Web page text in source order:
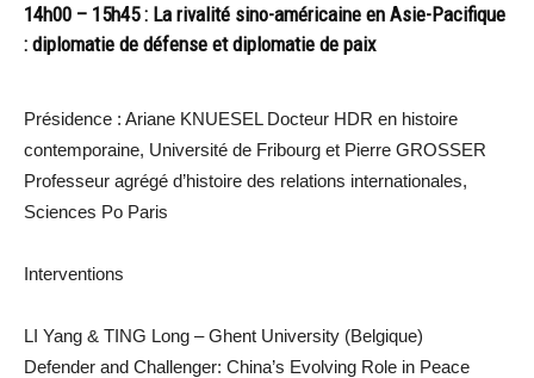
14h00 – 15h45 : La rivalité sino-américaine en Asie-Pacifique
: diplomatie de défense et diplomatie de paix
Présidence : Ariane KNUESEL Docteur HDR en histoire
contemporaine, Université de Fribourg et Pierre GROSSER
Professeur agrégé d’histoire des relations internationales,
Sciences Po Paris
Interventions
LI Yang & TING Long – Ghent University (Belgique)
Defender and Challenger: China’s Evolving Role in Peace